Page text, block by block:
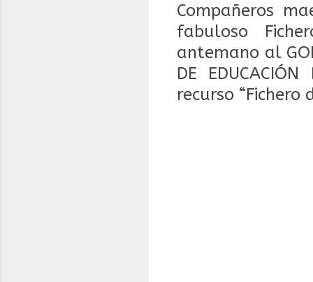
Compañeros
fabuloso
antemano al
DE
recurso “Fichero